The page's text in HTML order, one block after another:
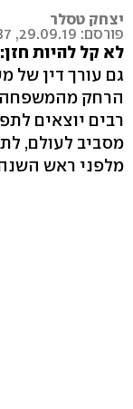
יצחק טסלר
פורסם: 29.09.19, 05:37
לא קל להיות חזן:
גם עורך דין של
הרחק מהמשפחה.
רבים יוצאים
מסביב לעולם,
מלפני ראש השנה